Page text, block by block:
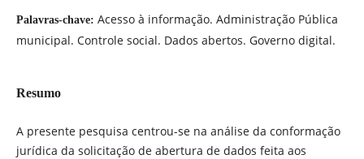
Palavras-chave: Acesso à informação. Administração Pública
municipal. Controle social. Dados abertos. Governo digital.
Resumo
A presente pesquisa centrou-se na análise da conformação
jurídica da solicitação de abertura de dados feita aos